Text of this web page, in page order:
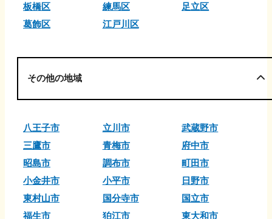
板橋区
練馬区
足立区
葛飾区
江戸川区
その他の地域
八王子市 立川市
武蔵野市
三鷹市
青梅市
府中市
昭島市
調布市
町田市
小金井市
小平市
日野市
東村山市
国分寺市
国立市
福生市
狛江市
東大和市